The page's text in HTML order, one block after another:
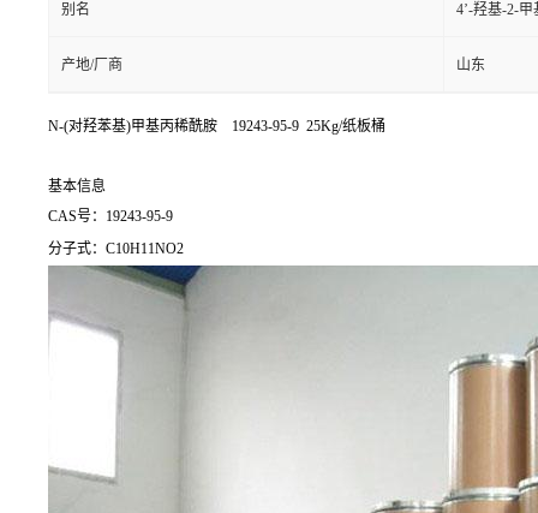
别名 4’-羟基-2-
产地/厂商 山东
N-(对羟苯基)甲基丙稀酰胺 19243-95-9 25Kg/纸板桶
基本信息
CAS号：19243-95-9
分子式：C10H11NO2